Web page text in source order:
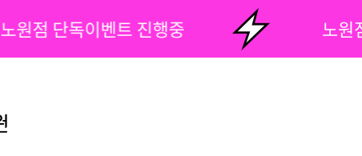
팝업닫기
노원점 단독이벤트 진행중 노원